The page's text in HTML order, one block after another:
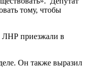
тому, чтобы
ЛНР приезжали в
Он также выразил